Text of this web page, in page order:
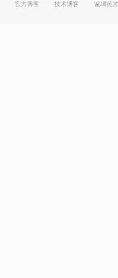
官方博客 技术博客 诚聘英才